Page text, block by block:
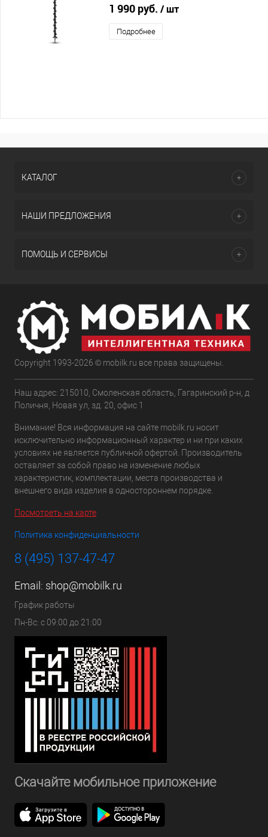
1 990 руб. / шт
Подробнее
КАТАЛОГ
НАШИ ПРЕДЛОЖЕНИЯ
ПОМОЩЬ И СЕРВИСЫ
Copyright 1993-2026 © mobilk.ru все права защищены.
Наш адрес: 215010, Смоленская область, Гагаринский р-н, д
Поличня, Новая ул, зд. 20, офис 1
Внимание! Вся информация на сайте mobilk.ru носит
исключительно информационный характер и ни при каких
условиях не является публичной офертой. Производитель
оставляет за собой право на изменение любых
характеристик, комплектации, места производства и
внешнего вида изделия в одностороннем порядке.
Посмотреть на карте
Политика конфиденциальности
8 (495) 137-47-47
Email: shop@mobilk.ru
График работы
Пн-Вс: с 09:00 до 21:00
Скачайте мобильное приложение